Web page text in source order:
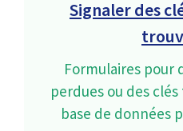
Signaler des
Formulaires pour
perdues ou des
base de données